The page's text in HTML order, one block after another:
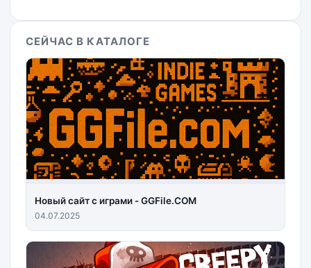
СЕЙЧАС В КАТАЛОГЕ
Новый сайт с играми - GGFile.COM
04.07.2025